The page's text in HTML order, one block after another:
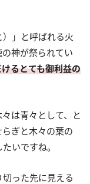
」と呼ばれる火
神が祭られてい
るとても御利益の
は青々として、と
ぎと木々の葉の
いですね。
った先に見える